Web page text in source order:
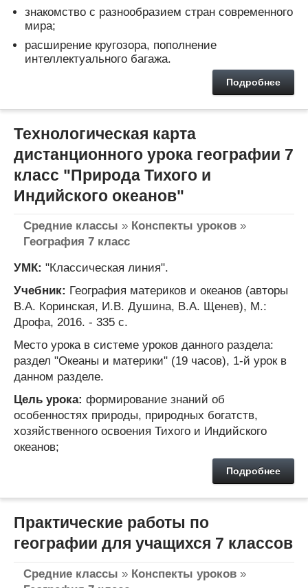
знакомство с разнообразием стран современного
мира;
расширение кругозора, пополнение
интеллектуального багажа.
Подробнее
Технологическая карта
дистанционного урока географии 7
класс "Природа Тихого и
Индийского океанов"
Средние классы » Конспекты уроков »
География 7 класс
УМК: "Классическая линия".
Учебник: География материков и океанов (авторы
В.А. Коринская, И.В. Душина, В.А. Щенев), М.:
Дрофа, 2016. - 335 с.
Место урока в системе уроков данного раздела:
раздел "Океаны и материки" (19 часов), 1-й урок в
данном разделе.
Цель урока: формирование знаний об
особенностях природы, природных богатств,
хозяйственного освоения Тихого и Индийского
океанов;
Подробнее
Практические работы по
географии для учащихся 7 классов
Средние классы » Конспекты уроков »